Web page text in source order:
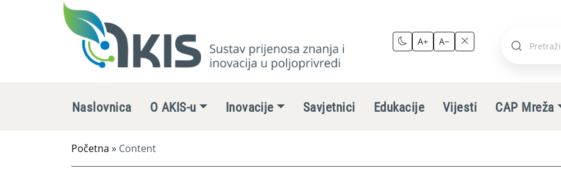
A+ A−
Pretraži
Naslovnica O AKIS-u Inovacije Savjetnici Edukacije Vijesti CAP Mreža
Početna » Content